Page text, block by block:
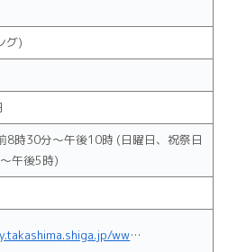
グ)
8時30分～午後10時 (日曜日、祝祭日
午後5時)
http://www.city.takashima.shiga.jp/www/toppage/0000000000000/APM03000.html